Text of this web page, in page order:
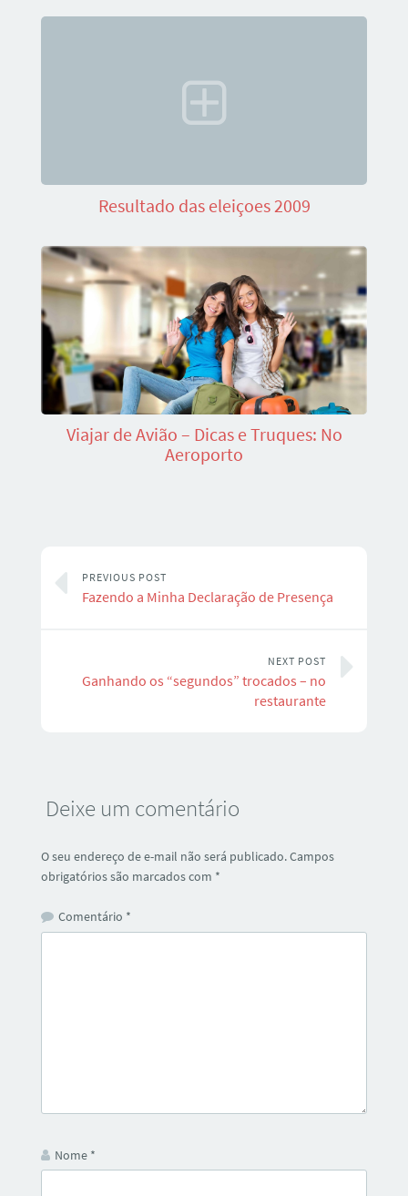
Resultado das eleiçoes 2009
Viajar de Avião – Dicas e Truques: No
Aeroporto
PREVIOUS POST
Fazendo a Minha Declaração de Presença
NEXT POST
Ganhando os “segundos” trocados – no
restaurante
Deixe um comentário
O seu endereço de e-mail não será publicado.Campos
obrigatórios são marcados com *
Comentário *
Nome *